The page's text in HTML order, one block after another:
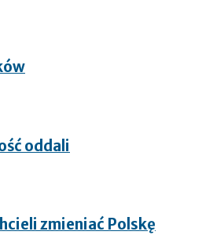
oddali
zmieniać Polskę